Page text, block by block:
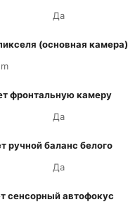
Да
(основная камера)
фронтальную камеру
Да
ручной баланс белого
Да
сенсорный автофокус